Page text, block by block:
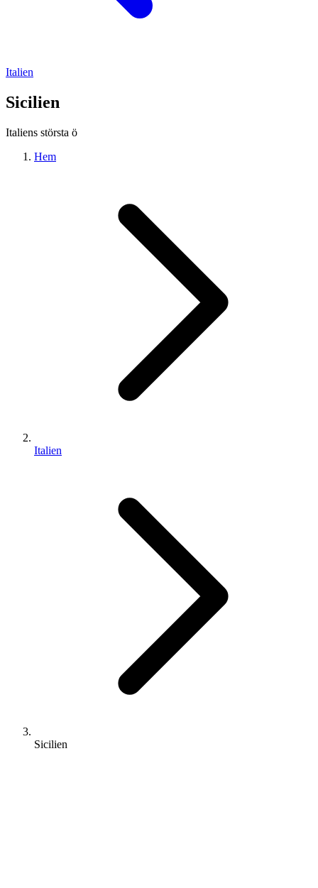
Italien
Sicilien
Italiens största ö
Hem
Italien
Sicilien